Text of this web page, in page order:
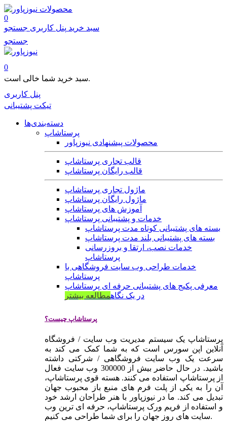
محصولات
0
سبد خرید پنل کاربری جستجو
جستجو
0
سبد خرید شما خالی است.
پنل کاربری
تیکت پشتیبانی
دسته‌بندی‌ها
پرستاشاپ
محصولات پیشنهادی نیوزپاور
قالب تجاری پرستاشاپ
قالب رایگان پرستاشاپ
ماژول تجاری پرستاشاپ
ماژول رایگان پرستاشاپ
آموزش های پرستاشاپ
خدمات و پشتیبانی پرستاشاپ
بسته های پشتیبانی کوتاه مدت پرستاشاپ
بسته های پشتیبانی بلند مدت پرستاشاپ
خدمات نصب، ارتقا و بروزرسانی
پرستاشاپ
خدمات طراحی وب سایت فروشگاهی با
پرستاشاپ
معرفی پکیج های پشتیبانی حرفه ای پرستاشاپ
در یک نگاهمطالعه بیشتر
پرستاشاپ چیست؟
پرستاشاپ یک سیستم مدیریت وب سایت / فروشگاه
آنلاین اپن سورس است که به شما کمک می کند به
سرعت یک وب سایت فروشگاهی / شرکتی داشته
باشید. در حال حاضر بیش از 300000 وب سایت فعال
از پرستاشاپ استفاده می کنند. هسته قوی پرستاشاپ،
آن را به یکی از پلت فرم های منبع باز محبوب جهان
تبدیل می کند. ما در نیوزپاور با هنر طراحان ارشد خود
و استفاده از فریم ورک پرستاشاپ، حرفه ای ترین وب
سایت های روز جهان را برای شما طراحی می کنیم.